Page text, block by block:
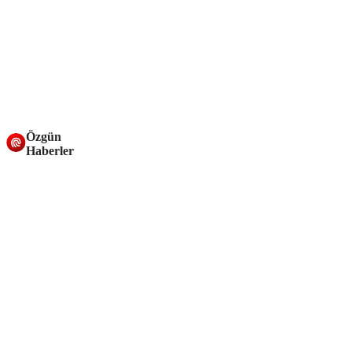
Özgün
Haberler